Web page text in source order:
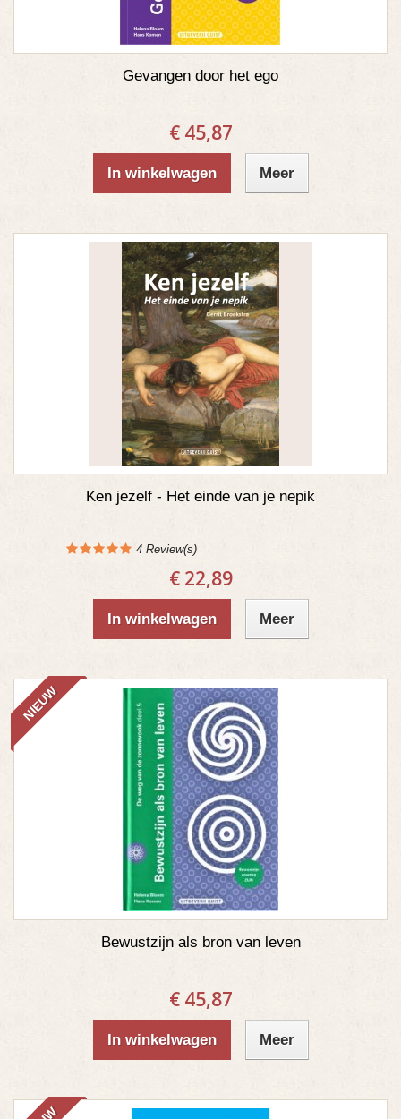
Gevangen door het ego
€ 45,87
In winkelwagen Meer
Ken jezelf - Het einde van je nepik
4 Review(s)
€ 22,89
In winkelwagen Meer
NIEUW
Bewustzijn als bron van leven
€ 45,87
In winkelwagen Meer